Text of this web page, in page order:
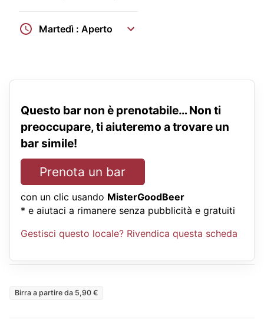
Martedì : Aperto
Questo bar non è prenotabile… Non ti
preoccupare, ti aiuteremo a trovare un
bar simile!
Prenota un bar
con un clic usando MisterGoodBeer
* e aiutaci a rimanere senza pubblicità e gratuiti
Gestisci questo locale? Rivendica questa scheda
Birra a partire da 5,90 €